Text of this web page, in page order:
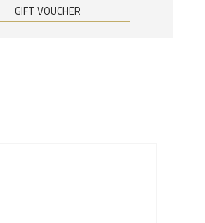
GIFT VOUCHER